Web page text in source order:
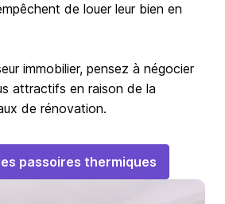
de louer leur bien en
immobilier, pensez à négocier
attractifs en raison de la
de rénovation.
passoires thermiques